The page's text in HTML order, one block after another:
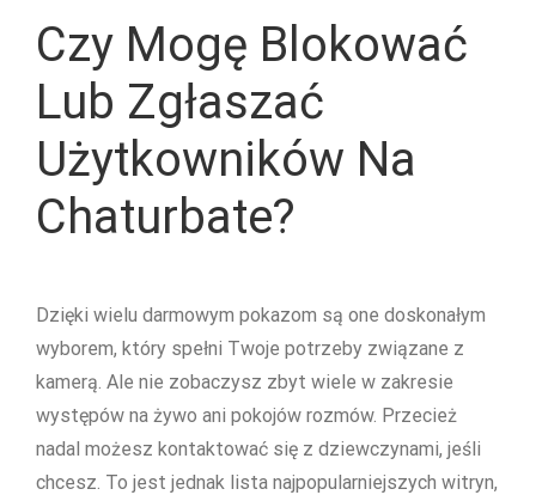
Czy Mogę Blokować
Lub Zgłaszać
Użytkowników Na
Chaturbate?
Dzięki wielu darmowym pokazom są one doskonałym
wyborem, który spełni Twoje potrzeby związane z
kamerą. Ale nie zobaczysz zbyt wiele w zakresie
występów na żywo ani pokojów rozmów. Przecież
nadal możesz kontaktować się z dziewczynami, jeśli
chcesz. To jest jednak lista najpopularniejszych witryn,